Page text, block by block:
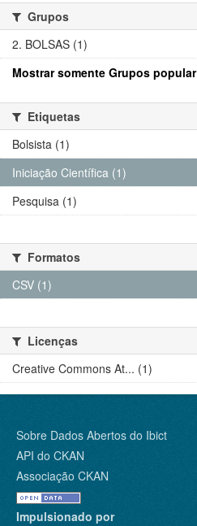
Grupos
2. BOLSAS (1)
Mostrar somente Grupos popular
Etiquetas
Bolsista (1)
Iniciação Científica (1)
Pesquisa (1)
Formatos
CSV (1)
Licenças
Creative Commons At... (1)
Sobre Dados Abertos do Ibict
API do CKAN
Associação CKAN
Impulsionado por